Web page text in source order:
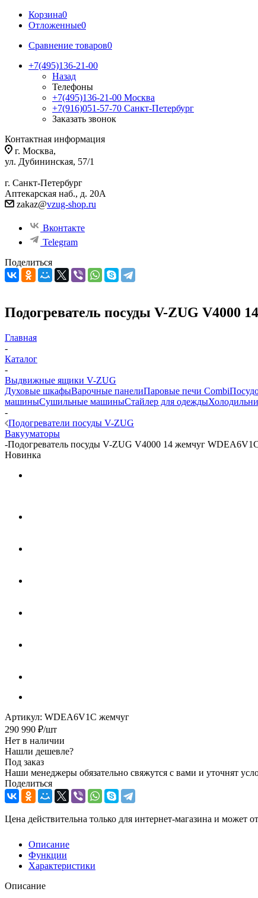
Корзина0
Отложенные0
Сравнение товаров0
+7(495)136-21-00‬
Назад
Телефоны
+7(495)136-21-00‬ Москва
+7(916)051-57-70 Санкт-Петербург
Заказать звонок
Контактная информация
г. Москва,
ул. Дубининская, 57/1
г. Санкт-Петербург
Аптекарская наб., д. 20А
zakaz@vzug-shop.ru
Вконтакте
Telegram
Поделиться
Подогреватель посуды V-ZUG V4000
Главная
-
Каталог
-
Выдвижные ящики V-ZUG
Духовые шкафыВарочные панелиПаровые печи Combi
машиныСушильные машиныСтайлер для одежды
-
Подогреватели посуды V-ZUG
Вакууматоры
-Подогреватель посуды V-ZUG V4000 14 жемчуг
Новинка
Артикул: WDEA6V1C жемчуг
290 990 ₽/шт
Нет в наличии
Нашли дешевле?
Под заказ
Наши менеджеры обязательно свяжутся с вами и уточнят
Поделиться
Цена действительна только для интернет-магазина и может
Описание
Функции
Характеристики
Описание